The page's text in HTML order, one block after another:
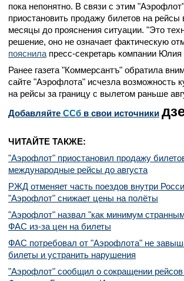
пока непонятно. В связи с этим
приостановить продажу билетов на
месяцы до прояснения ситуации. "Это
решение, оно не означает фактическую
пояснила пресс-секретарь компании
Ранее газета "Коммерсантъ" обратила
сайте "Аэрофлота" исчезла возможность
на рейсы за границу с вылетом раньше
Добавляйте CСб в свои источники
ЧИТАЙТЕ ТАКЖЕ:
"Аэрофлот" приостановил продажу
международные рейсы до августа
РЖД отменяет часть поездов внутри
"Аэрофлот" снижает цены на полёты
"Аэрофлот" назвал "как минимум
ФАС из-за цен на билеты
ФАС потребовал от "Аэрофлота" не
билеты и устранить нарушения
"Аэрофлот" сообщил о сокращении